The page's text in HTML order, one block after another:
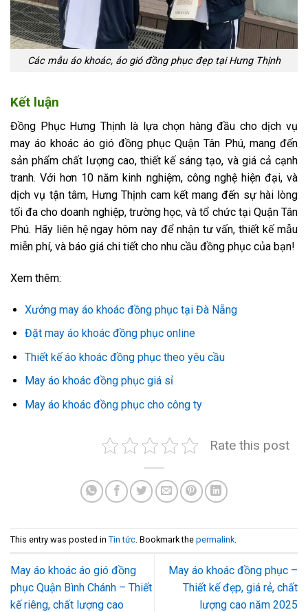
Các mẫu áo khoác, áo gió đồng phục đẹp tại Hưng Thịnh
Kết luận
Đồng Phục Hưng Thịnh là lựa chọn hàng đầu cho dịch vụ
may áo khoác áo gió đồng phục Quận Tân Phú, mang đến
sản phẩm chất lượng cao, thiết kế sáng tạo, và giá cả cạnh
tranh. Với hơn 10 năm kinh nghiệm, công nghệ hiện đại, và
dịch vụ tận tâm, Hưng Thịnh cam kết mang đến sự hài lòng
tối đa cho doanh nghiệp, trường học, và tổ chức tại Quận Tân
Phú. Hãy liên hệ ngay hôm nay để nhận tư vấn, thiết kế mẫu
miễn phí, và báo giá chi tiết cho nhu cầu đồng phục của bạn!
Xem thêm:
Xưởng may áo khoác đồng phục tại Đà Nẵng
Đặt may áo khoác đồng phục online
Thiết kế áo khoác đồng phục theo yêu cầu
May áo khoác đồng phục giá sỉ
May áo khoác đồng phục cho công ty
Rate this post
This entry was posted in Tin tức. Bookmark the permalink.
May áo khoác áo gió đồng
phục Quận Bình Chánh – Thiết
kế riêng, chất lượng cao
May áo khoác đồng phục –
Thiết kế đẹp, giá rẻ, chất
lượng cao năm 2025